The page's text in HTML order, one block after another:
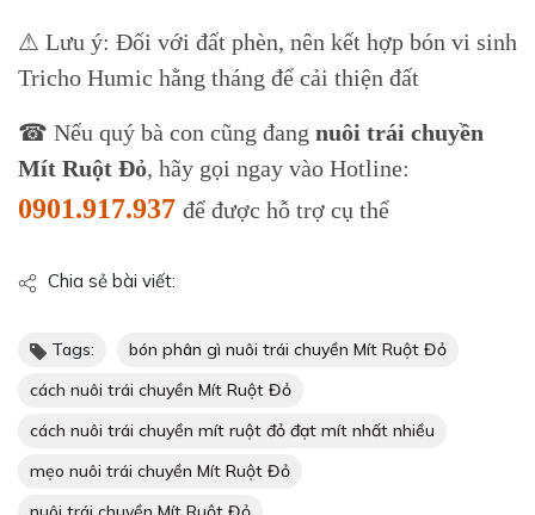
⚠ Lưu ý: Đối với đất phèn, nên kết hợp bón vi sinh
Tricho Humic hằng tháng để cải thiện đất
☎ Nếu quý bà con cũng đang nuôi trái chuyền
Mít Ruột Đỏ, hãy gọi ngay vào Hotline:
0901.917.937 để được hỗ trợ cụ thể
Chia sẻ bài viết:
Tags:
bón phân gì nuôi trái chuyền Mít Ruột Đỏ
cách nuôi trái chuyền Mít Ruột Đỏ
cách nuôi trái chuyền mít ruột đỏ đạt mít nhất nhiều
mẹo nuôi trái chuyền Mít Ruột Đỏ